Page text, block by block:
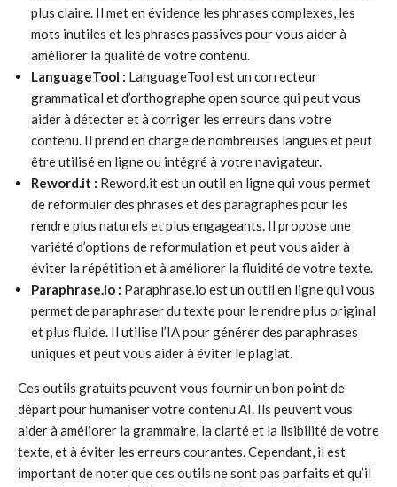
plus claire. Il met en évidence les phrases complexes, les
mots inutiles et les phrases passives pour vous aider à
améliorer la qualité de votre contenu.
LanguageTool : LanguageTool est un correcteur
grammatical et d’orthographe open source qui peut vous
aider à détecter et à corriger les erreurs dans votre
contenu. Il prend en charge de nombreuses langues et peut
être utilisé en ligne ou intégré à votre navigateur.
Reword.it : Reword.it est un outil en ligne qui vous permet
de reformuler des phrases et des paragraphes pour les
rendre plus naturels et plus engageants. Il propose une
variété d’options de reformulation et peut vous aider à
éviter la répétition et à améliorer la fluidité de votre texte.
Paraphrase.io : Paraphrase.io est un outil en ligne qui vous
permet de paraphraser du texte pour le rendre plus original
et plus fluide. Il utilise l’IA pour générer des paraphrases
uniques et peut vous aider à éviter le plagiat.
Ces outils gratuits peuvent vous fournir un bon point de
départ pour humaniser votre contenu AI. Ils peuvent vous
aider à améliorer la grammaire, la clarté et la lisibilité de votre
texte, et à éviter les erreurs courantes. Cependant, il est
important de noter que ces outils ne sont pas parfaits et qu’il